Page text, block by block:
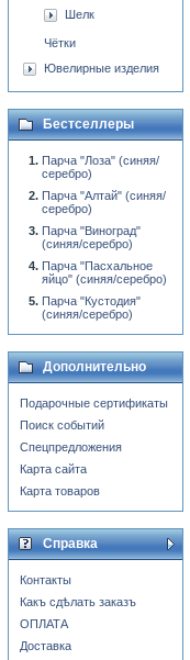
Шелк
Чётки
Ювелирные изделия
Бестселлеры
Парча "Лоза" (синяя/
серебро)
Парча "Алтай" (синяя/
серебро)
Парча "Виноград"
(синяя/серебро)
Парча "Пасхальное
яйцо" (синяя/серебро)
Парча "Кустодия"
(синяя/серебро)
Дополнительно
Подарочные сертификаты
Поиск событий
Спецпредложения
Карта сайта
Карта товаров
Справка
Контакты
Какъ сдѣлать заказъ
ОПЛАТА
Доставка